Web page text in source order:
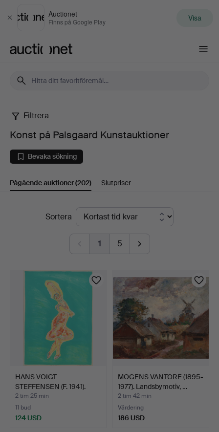
Stäng
Auctionet
Finns på Google Play Visa
Konst
på
Palsgaard
Kunstauktioner
Filtrera
Konst på Palsgaard Kunstauktioner
Bevaka sökning
Pågående auktioner(202) Slutpriser
PågåendeSortera
1 5
HANS VOIGT
STEFFENSEN (F. 1941).
”Danserin…
2 tim 25 min
11 bud
124 USD
MOGENS VANTORE (1895-
1977). Landsbymotiv, …
2 tim 42 min
Värdering
186 USD